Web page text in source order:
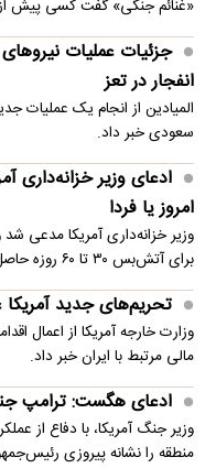
«غنائم جنگی» گفت کسی پیش از
جزئیات عملیات
انفجار در تعز
المیادین از انجام یک عملیات
سعودی خبر داد.
ادعای وزیر خزانه‌داری
امروز یا فردا
وزیر خزانه‌داری آمریکا مدعی شد
برای آتش‌بس ۳۰ تا ۶۰ روزه حاصل شود و با…
تحریم‌های جدید آمریکا
وزارت خارجه آمریکا از اعمال
مالی مرتبط با ایران خبر داد.
ادعای هگست: ترامپ
وزیر جنگ آمریکا، با دفاع از
منطقه را نشانه پیروزی